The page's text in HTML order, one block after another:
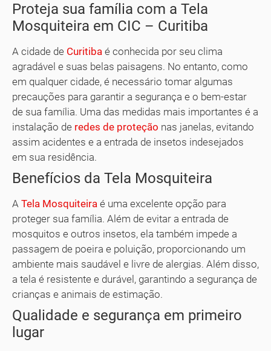
Proteja sua família com a Tela
Mosquiteira em CIC – Curitiba
A cidade de Curitiba é conhecida por seu clima
agradável e suas belas paisagens. No entanto, como
em qualquer cidade, é necessário tomar algumas
precauções para garantir a segurança e o bem-estar
de sua família. Uma das medidas mais importantes é a
instalação de redes de proteção nas janelas, evitando
assim acidentes e a entrada de insetos indesejados
em sua residência.
Benefícios da Tela Mosquiteira
A Tela Mosquiteira é uma excelente opção para
proteger sua família. Além de evitar a entrada de
mosquitos e outros insetos, ela também impede a
passagem de poeira e poluição, proporcionando um
ambiente mais saudável e livre de alergias. Além disso,
a tela é resistente e durável, garantindo a segurança de
crianças e animais de estimação.
Qualidade e segurança em primeiro
lugar